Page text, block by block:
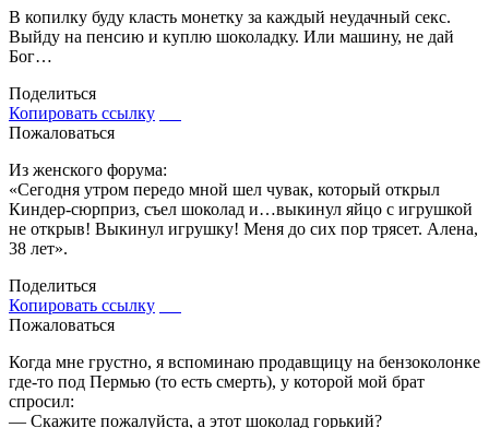
В копилку буду класть монетку за каждый неудачный секс.
Выйду на пенсию и куплю шоколадку. Или машину, не дай
Бог…
Поделиться
Копировать ссылку
Пожаловаться
Из женского форума:
«Сегодня утром передо мной шел чувак, который открыл
Киндер-сюрприз, съел шоколад и…выкинул яйцо с игрушкой
не открыв! Выкинул игрушку! Меня до сих пор трясет. Алена,
38 лет».
Поделиться
Копировать ссылку
Пожаловаться
Когда мне грустно, я вспоминаю продавщицу на бензоколонке
где-то под Пермью (то есть смерть), у которой мой брат
спросил:
— Скажите пожалуйста, а этот шоколад горький?